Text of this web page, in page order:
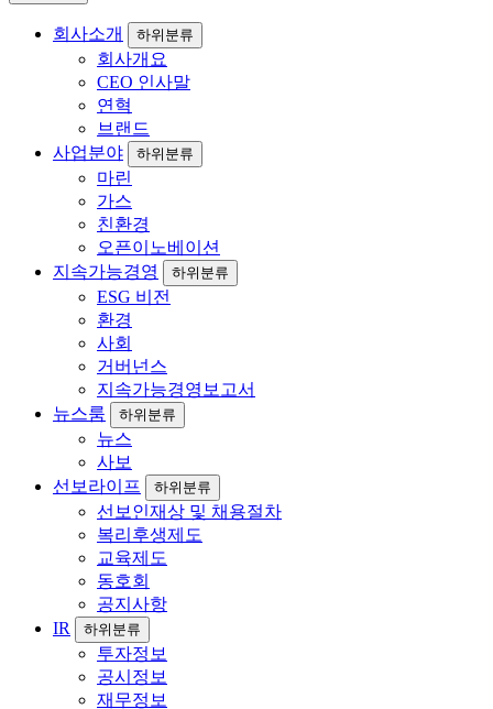
회사소개 하위분류
회사개요
CEO 인사말
연혁
브랜드
사업분야
하위분류
마린
가스
친환경
오픈이노베이션
지속가능경영
하위분류
ESG 비전
환경
사회
거버넌스
지속가능경영보고서
뉴스룸
하위분류
뉴스
사보
선보라이프
하위분류
선보인재상 및 채용절차
복리후생제도
교육제도
동호회
공지사항
IR
하위분류
투자정보
공시정보
재무정보